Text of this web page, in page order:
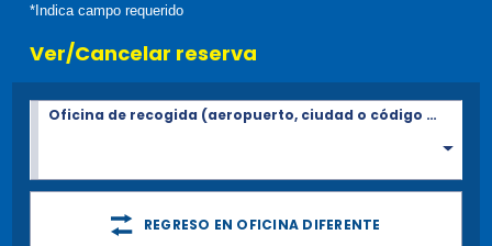
*Indica campo requerido
Ver/Cancelar reserva
Oficina de recogida (aeropuerto, ciudad o código Postal)*
REGRESO EN OFICINA DIFERENTE